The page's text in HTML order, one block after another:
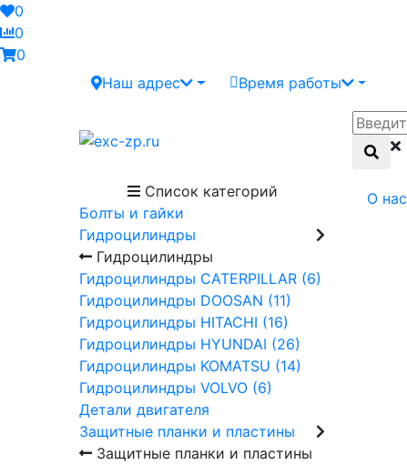
0
0
0
Наш адрес
Время работы
Список категорий
Болты и гайки
Гидроцилиндры
Гидроцилиндры
Гидроцилиндры CATERPILLAR (6)
Гидроцилиндры DOOSAN (11)
Гидроцилиндры HITACHI (16)
Гидроцилиндры HYUNDAI (26)
Гидроцилиндры KOMATSU (14)
Гидроцилиндры VOLVO (6)
Детали двигателя
Защитные планки и пластины
Защитные планки и пластины
О нас